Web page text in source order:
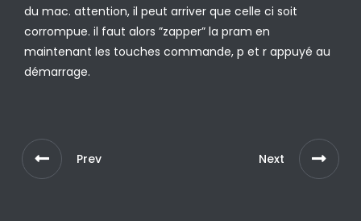
du mac. attention, il peut arriver que celle ci soit
corrompue. il faut alors ”zapper” la pram en
maintenant les touches commande, p et r appuyé au
démarrage.
Prev Next